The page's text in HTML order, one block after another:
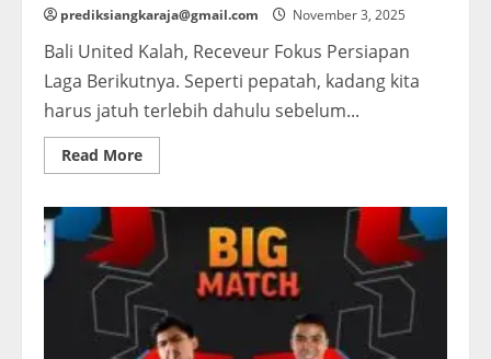
prediksiangkaraja@gmail.com November 3, 2025
Bali United Kalah, Receveur Fokus Persiapan
Laga Berikutnya. Seperti pepatah, kadang kita
harus jatuh terlebih dahulu sebelum...
Read MoreRead
more
United
Kalah,
Receveur
Fokus
Persiapan
Laga
Berikutnya